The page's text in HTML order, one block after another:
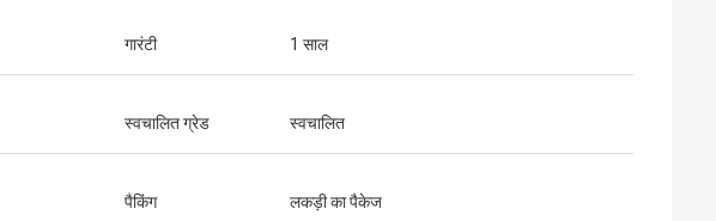
मशीनरी बहुत अच्छी है, एक साल की वारंटी, जीवन भर
सेवा। मशीन अच्छी गुणवत्ता की है।
गारंटी 1 साल
स्वचालित ग्रेड स्वचालित
पैकिंग लकड़ी का पैकेज